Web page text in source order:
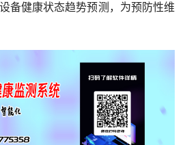
备健康状态趋势预测，为预防性维